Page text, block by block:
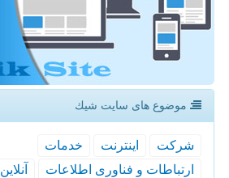
موضوع های سایت شیك
شركت اینترنت
خدمات
ارتباطات و فناوری اطلاعات
آنلاین